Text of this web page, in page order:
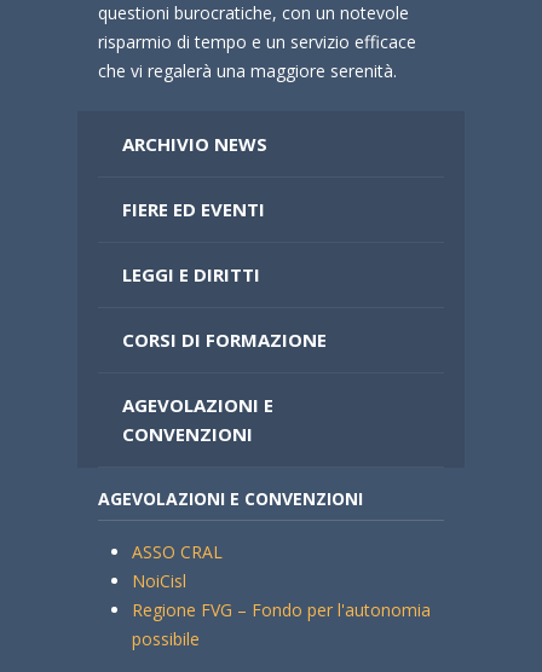
questioni burocratiche, con un notevole
risparmio di tempo e un servizio efficace
che vi regalerà una maggiore serenità.
ARCHIVIO NEWS
FIERE ED EVENTI
LEGGI E DIRITTI
CORSI DI FORMAZIONE
AGEVOLAZIONI E
CONVENZIONI
AGEVOLAZIONI E CONVENZIONI
ASSO CRAL
NoiCisl
Regione FVG – Fondo per l'autonomia
possibile